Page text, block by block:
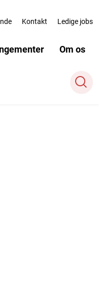
Kontakt Ledige jobs
Om os